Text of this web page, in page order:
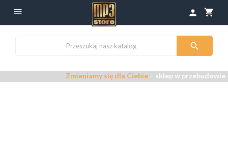
 shopping_cart
person

Zmieniamy się dla Ciebie– sklep w przebudowie –